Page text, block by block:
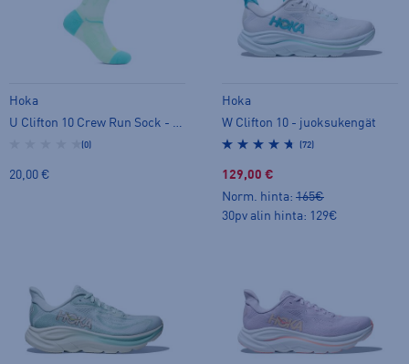
Hoka
(0)
20,00 €
Hoka
W Clifton 10 - juoksukengät
(72)
129,00 €
Norm. hinta: 165€
30pv alin hinta: 129€